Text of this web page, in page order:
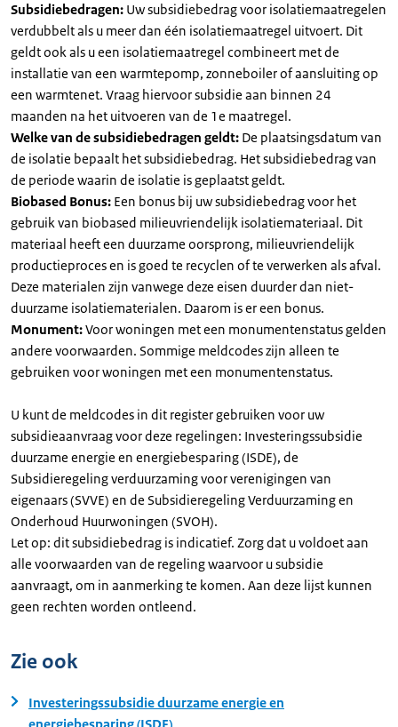
Subsidiebedragen: Uw subsidiebedrag voor isolatiemaatregelen
verdubbelt als u meer dan één isolatiemaatregel uitvoert. Dit
geldt ook als u een isolatiemaatregel combineert met de
installatie van een warmtepomp, zonneboiler of aansluiting op
een warmtenet. Vraag hiervoor subsidie aan binnen 24
maanden na het uitvoeren van de 1e maatregel.
Welke van de subsidiebedragen geldt: De plaatsingsdatum van
de isolatie bepaalt het subsidiebedrag. Het subsidiebedrag van
de periode waarin de isolatie is geplaatst geldt.
Biobased Bonus: Een bonus bij uw subsidiebedrag voor het
gebruik van biobased milieuvriendelijk isolatiemateriaal. Dit
materiaal heeft een duurzame oorsprong, milieuvriendelijk
productieproces en is goed te recyclen of te verwerken als afval.
Deze materialen zijn vanwege deze eisen duurder dan niet-
duurzame isolatiematerialen. Daarom is er een bonus.
Monument:Voor woningen met een monumentenstatus gelden
andere voorwaarden. Sommige meldcodes zijn alleen te
gebruiken voor woningen met een monumentenstatus.
U kunt de meldcodes in dit register gebruiken voor uw
subsidieaanvraag voor deze regelingen: Investeringssubsidie
duurzame energie en energiebesparing (ISDE), de
Subsidieregeling verduurzaming voor verenigingen van
eigenaars (SVVE) en de Subsidieregeling Verduurzaming en
Onderhoud Huurwoningen (SVOH).
Let op: dit subsidiebedrag is indicatief. Zorg dat u voldoet aan
alle voorwaarden van de regeling waarvoor u subsidie
aanvraagt, om in aanmerking te komen. Aan deze lijst kunnen
geen rechten worden ontleend.
Zie ook
Investeringssubsidie duurzame energie en